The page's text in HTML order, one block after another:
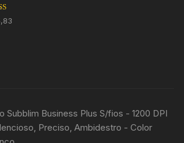
de 5
Subblim Business Plus S/fios - 1200 DPI
Preciso, Ambidestro - Color